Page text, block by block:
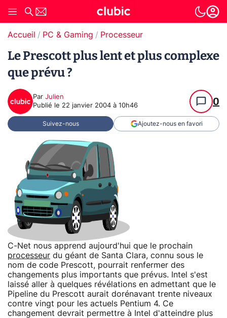
Accueil PC & Gaming Processeur
Le Prescott plus lent et plus complexe
que prévu ?
Par Julien
Publié le 22 janvier 2004 à 10h46 0
Suivez-nous Ajoutez-nous en favori
C-Net nous apprend aujourd'hui que le prochain
processeur du géant de Santa Clara, connu sous le
nom de code Prescott, pourrait renfermer des
changements plus importants que prévus. Intel s'est
laissé aller à quelques révélations en admettant que le
Pipeline du Prescott aurait dorénavant trente niveaux
contre vingt pour les actuels Pentium 4. Ce
changement devrait permettre à Intel d'atteindre plus